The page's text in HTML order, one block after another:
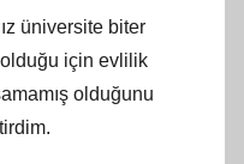
üniversite biter
için evlilik
olduğunu